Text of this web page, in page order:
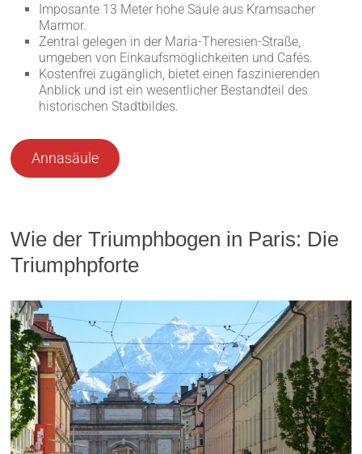
Imposante 13 Meter hohe Säule aus Kramsacher
Marmor.
Zentral gelegen in der Maria-Theresien-Straße,
umgeben von Einkaufsmöglichkeiten und Cafés.
Kostenfrei zugänglich, bietet einen faszinierenden
Anblick und ist ein wesentlicher Bestandteil des
historischen Stadtbildes.
Annasäule
Wie der Triumphbogen in Paris: Die
Triumphpforte